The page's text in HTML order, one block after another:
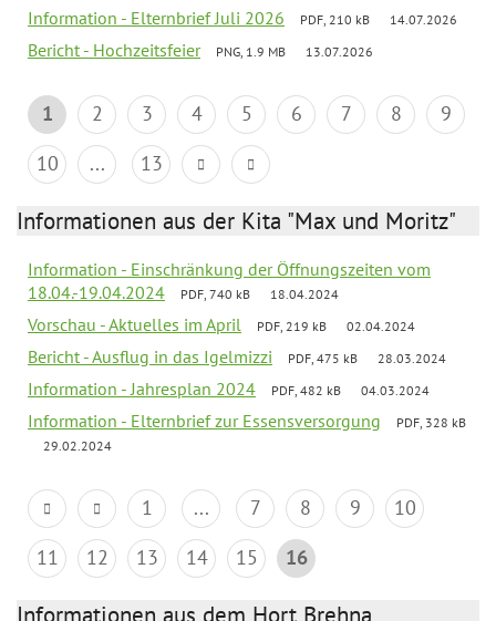
Information - Elternbrief Juli 2026 PDF, 210 kB 14.07.2026
Bericht - Hochzeitsfeier PNG, 1.9 MB 13.07.2026
1 2 3 4 5 6 7 8
9
10
... 13
Informationen aus der Kita "Max und Moritz"
Information - Einschränkung der Öffnungszeiten vom
18.04.-19.04.2024
PDF, 740 kB 18.04.2024
Vorschau - Aktuelles im April PDF, 219 kB 02.04.2024
Bericht - Ausflug in das Igelmizzi PDF, 475 kB 28.03.2024
Information - Jahresplan 2024 PDF, 482 kB 04.03.2024
Information - Elternbrief zur Essensversorgung
PDF, 328 kB
29.02.2024
1 ... 7 8 9
10
11
12 13 14 15 16
Informationen aus dem Hort Brehna